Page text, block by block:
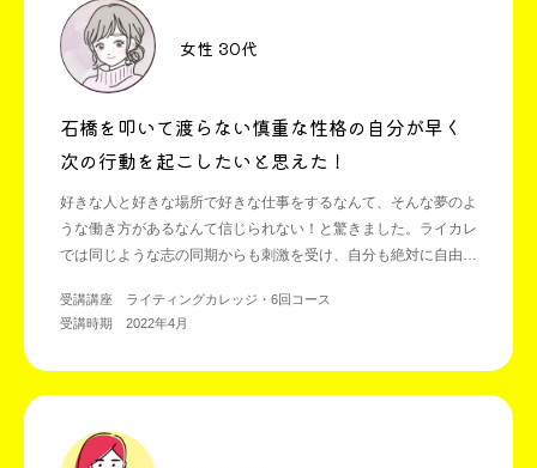
女性 30代
石橋を叩いて渡らない慎重な性格の自分が早く
次の行動を起こしたいと思えた！
好きな人と好きな場所で好きな仕事をするなんて、そんな夢のよ
うな働き方があるなんて信じられない！と驚きました。ライカレ
では同じような志の同期からも刺激を受け、自分も絶対に自由な
受講講座 ライティングカレッジ・6回コース
受講時期 2022年4月